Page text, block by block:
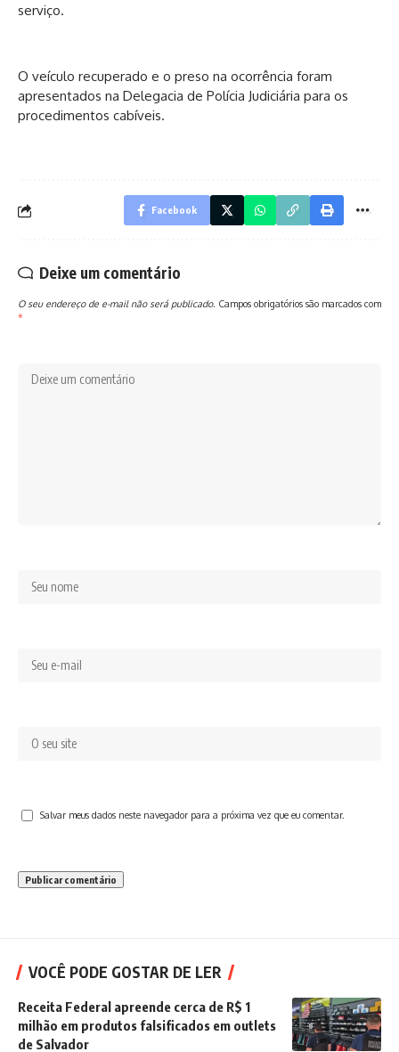
serviço.
O veículo recuperado e o preso na ocorrência foram
apresentados na Delegacia de Polícia Judiciária para os
procedimentos cabíveis.
Facebook
Deixe um comentário
O seu endereço de e-mail não será publicado. Campos obrigatórios são marcados com
*
Salvar meus dados neste navegador para a próxima vez que eu comentar.
VOCÊ PODE GOSTAR DE LER
Receita Federal apreende cerca de R$ 1
milhão em produtos falsificados em outlets
de Salvador